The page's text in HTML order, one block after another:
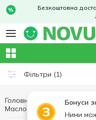
Безкоштовна
Фільтри (1)
Бонуси
Ними
Головна
Масло солодковершкове